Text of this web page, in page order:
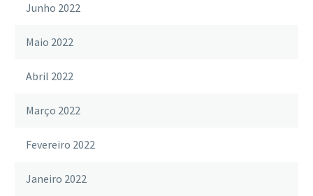
Junho 2022
Maio 2022
Abril 2022
Março 2022
Fevereiro 2022
Janeiro 2022